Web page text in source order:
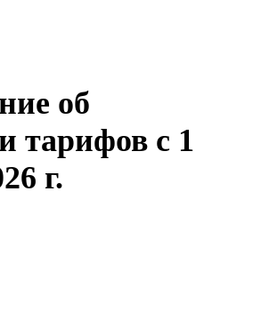
об
тарифов с 1
г.